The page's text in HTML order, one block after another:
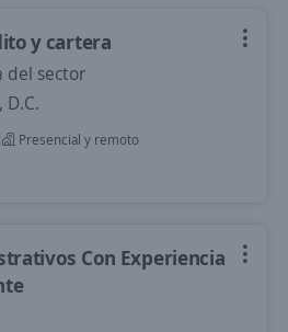
y cartera
del sector
D.C.
Presencial y remoto
Con Experiencia